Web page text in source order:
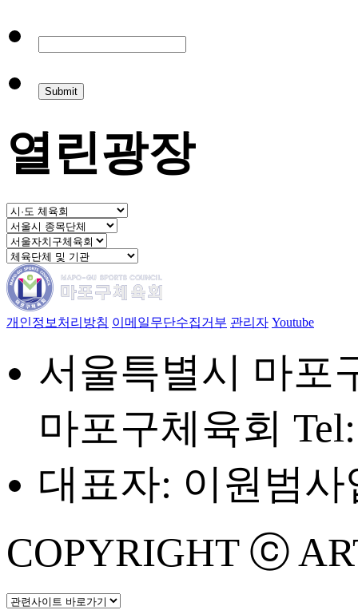
열린광장
개인정보처리방침 이메일무단수집거부 관리자 Youtube
서울특별시 마포
마포구체육회
대표자: 이원범사
COPYRIGHT ⓒ